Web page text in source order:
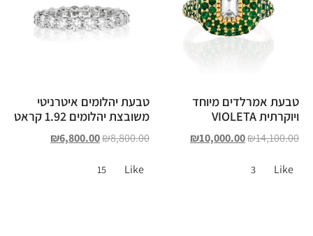
טבעת אמרלדים מיוחד
ויוקרתית VIOLETA
₪14,100.00
₪10,000.00
Like
3
טבעת יהלומים איטרניטי
משובצת יהלומים 1.92 קראט
₪8,800.00
₪6,800.00
Like
15